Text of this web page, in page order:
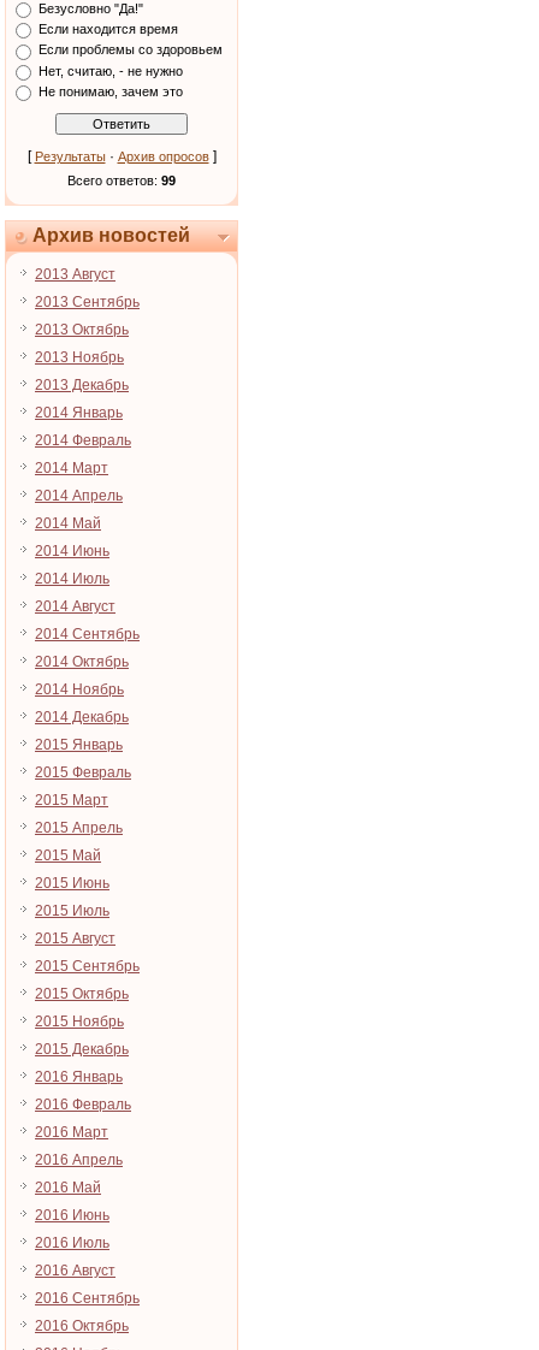
Безусловно "Да!"
Если находится время
Если проблемы со здоровьем
Нет, считаю, - не нужно
Не понимаю, зачем это
[ Результаты· Архив опросов]
Всего ответов: 99
Архив новостей
2013 Август
2013 Сентябрь
2013 Октябрь
2013 Ноябрь
2013 Декабрь
2014 Январь
2014 Февраль
2014 Март
2014 Апрель
2014 Май
2014 Июнь
2014 Июль
2014 Август
2014 Сентябрь
2014 Октябрь
2014 Ноябрь
2014 Декабрь
2015 Январь
2015 Февраль
2015 Март
2015 Апрель
2015 Май
2015 Июнь
2015 Июль
2015 Август
2015 Сентябрь
2015 Октябрь
2015 Ноябрь
2015 Декабрь
2016 Январь
2016 Февраль
2016 Март
2016 Апрель
2016 Май
2016 Июнь
2016 Июль
2016 Август
2016 Сентябрь
2016 Октябрь